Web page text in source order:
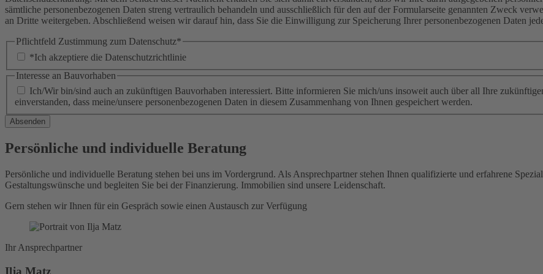
sämtliche personenbezogenen Daten streng vertraulich behandeln und ausschließlich für den auf der Formularseite genannten Zweck
an Dritte weitergeben. Abschließend weisen wir darauf hin, dass Sie die Einwilligung zur Speicherung Ihrer personenbezogenen Daten
Pflichtfeld Zustimmung zum Datenschutz*
*Ich akzeptiere die Datenschutzrichtlinie
Interesse an Bauvorhaben
Ich/Wir bin/sind auch an zukünftigen Bauvorhaben interessiert. Bitte informieren Sie mich/uns insoweit auch über all Ihre
einverstanden, dass meine/unsere personenbezogenen Daten in diesem Zusammenhang von Ihnen gespeichert werden.
Absenden
Persönliche und individuelle Beratung
Persönliche und individuelle Beratung stehen bei uns im Vordergrund. Als Ansprechpartner stehen Ihnen qualifizierte und erfahrene
Gestaltungswünsche und begleiten Sie bei der Finanzierung. Immobilien sind unsere Leidenschaft.
Gern stehen wir Ihnen für ein Gespräch sowie einen Austausch zur Verfügung
Ihr Ansprechpartner
Ilja Matz